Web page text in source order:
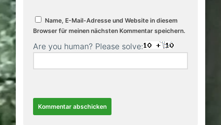
Name, E-Mail-Adresse und Website in diesem
Browser für meinen nächsten Kommentar speichern.
Are you human? Please solve: